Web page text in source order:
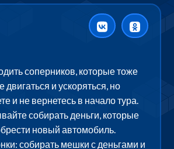
соперников, которые тоже
и ускоряться, но
и не вернетесь в начало тура.
собирать деньги, которые
новый автомобиль.
собирать мешки с деньгами и